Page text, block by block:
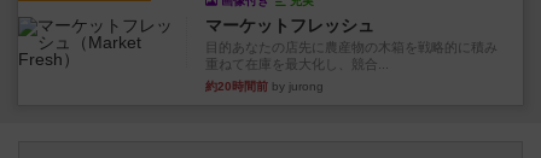
マーケットフレッシュ
目的あなたの店先に農産物の木箱を戦略的に積み
重ねて在庫を最大化し、競合...
約20時間前 by jurong